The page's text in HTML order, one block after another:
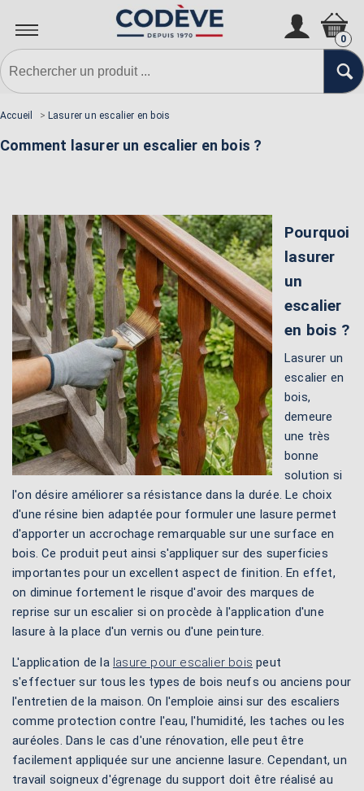
0
Accueil > Lasurer un escalier en bois
Comment lasurer un escalier en bois ?
Pourquoi
lasurer
un
escalier
en bois ?
Lasurer un
escalier en
bois,
demeure
une très
bonne
solution si
l'on désire améliorer sa résistance dans la durée. Le choix
d'une résine bien adaptée pour formuler une lasure permet
d'apporter un accrochage remarquable sur une surface en
bois. Ce produit peut ainsi s'appliquer sur des superficies
importantes pour un excellent aspect de finition. En effet,
on diminue fortement le risque d'avoir des marques de
reprise sur un escalier si on procède à l'application d'une
lasure à la place d'un vernis ou d'une peinture.
L'application de la lasure pour escalier bois peut
s'effectuer sur tous les types de bois neufs ou anciens pour
l'entretien de la maison. On l'emploie ainsi sur des escaliers
comme protection contre l'eau, l'humidité, les taches ou les
auréoles. Dans le cas d'une rénovation, elle peut être
facilement appliquée sur une ancienne lasure. Cependant, un
travail soigneux d'égrenage du support doit être réalisé au